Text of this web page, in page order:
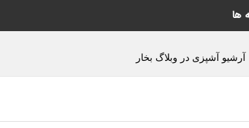
آرشیو آشپزی در وبلاگ بخار
ها